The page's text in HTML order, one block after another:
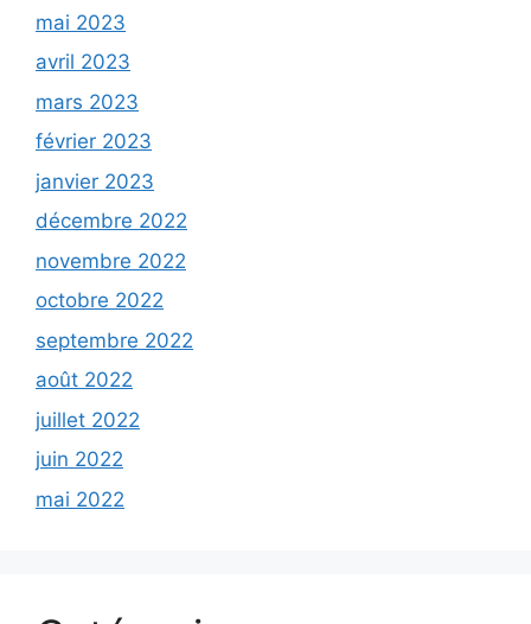
mai 2023
avril 2023
mars 2023
février 2023
janvier 2023
décembre 2022
novembre 2022
octobre 2022
septembre 2022
août 2022
juillet 2022
juin 2022
mai 2022